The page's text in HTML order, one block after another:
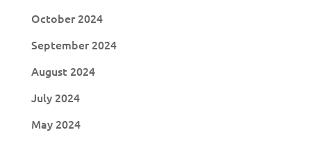
October 2024
September 2024
August 2024
July 2024
May 2024